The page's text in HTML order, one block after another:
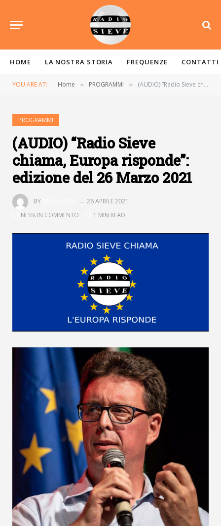
HOME LA NOSTRA STORIA FREQUENZE CONTATTI
YOU ARE AT: Home » PROGRAMMI » (AUDIO) “Radio Sieve chiama, Europa risponde”: edizione del 26 Marzo 2021
PROGRAMMI
(AUDIO) “Radio Sieve
chiama, Europa risponde”:
edizione del 26 Marzo 2021
BY
26 APRILE 2021
NESSUN COMMENTO
1 MIN READ